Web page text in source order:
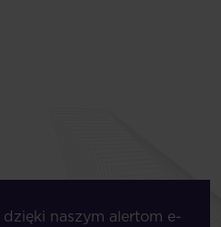
naszym alertom e-